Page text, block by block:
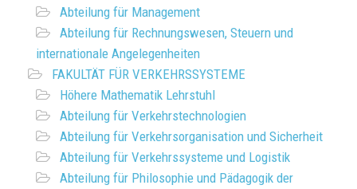
Abteilung für Management
Abteilung für Rechnungswesen, Steuern und
internationale Angelegenheiten
FAKULTÄT FÜR VERKEHRSSYSTEME
Höhere Mathematik Lehrstuhl
Abteilung für Verkehrstechnologien
Abteilung für Verkehrsorganisation und Sicherheit
Abteilung für Verkehrssysteme und Logistik
Abteilung für Philosophie und Pädagogik der